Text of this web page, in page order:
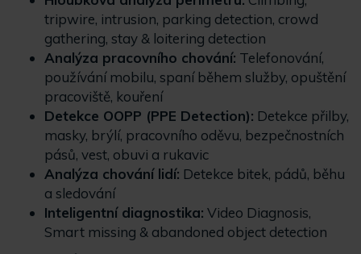
tripwire, intrusion, parking detection, crowd
gathering, stay & loitering detection
Analýza pracovního chování: Telefonování,
používání mobilu, spaní během služby, opuštění
pracoviště, kouření
Detekce OOPP (PPE Detection): Detekce přilby,
masky, brýlí, pracovního oděvu, bezpečnostních
pásů, vest, obuvi a rukavic
Analýza chování lidí: Detekce bitek, pádů, běhu
a sledování
Inteligentní diagnostika: Video Diagnosis,
Smart missing & abandoned object detection